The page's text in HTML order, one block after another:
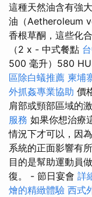
這種天然油含有強
油（Aetheroleum
香根草酮，這些化
（2 x - 中式餐點
500 毫升）580
區除白蟻推薦 柬埔
外抓姦專業協助 價
肩部或頸部區域的
服務 如果你想治療
情況下才可以，因
系統的正面影響有
目的是幫助運動員
復。 - 節日宴會 詳
燴的精緻體驗 西式